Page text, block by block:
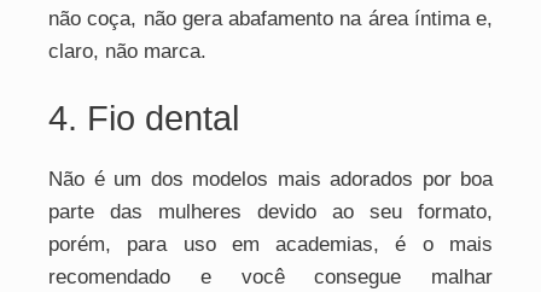
não coça, não gera abafamento na área íntima e,
claro, não marca.
4. Fio dental
Não é um dos modelos mais adorados por boa
parte das mulheres devido ao seu formato,
porém, para uso em academias, é o mais
recomendado e você consegue malhar